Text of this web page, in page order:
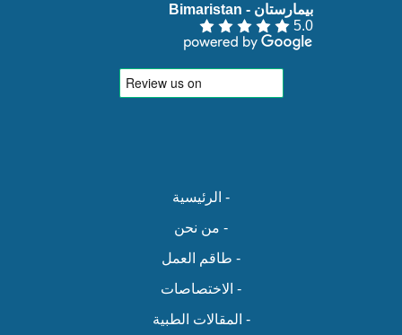
بيمارستان - Bimaristan‏
5.0
- الرئيسية
- من نحن
- طاقم العمل
- الاختصاصات
- المقالات الطبية